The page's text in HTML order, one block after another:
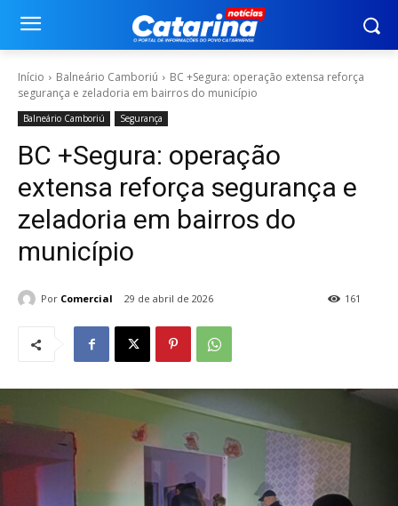
Início Balneário Camboriú
BC +Segura: operação extensa reforça
segurança e zeladoria em bairros do município
Balneário Camboriú Segurança
BC +Segura: operação
extensa reforça segurança e
zeladoria em bairros do
município
Por Comercial 29 de abril de 2026 161